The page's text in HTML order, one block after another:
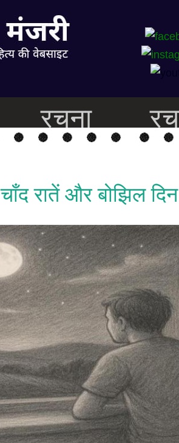
रचना
चाँद रातें और बोझिल दिन